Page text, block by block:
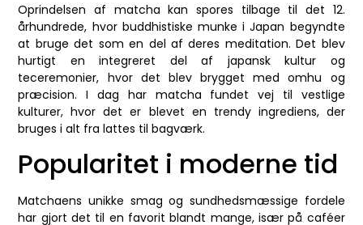
Oprindelsen af matcha kan spores tilbage til det 12.
århundrede, hvor buddhistiske munke i Japan begyndte
at bruge det som en del af deres meditation. Det blev
hurtigt en integreret del af japansk kultur og
teceremonier, hvor det blev brygget med omhu og
præcision. I dag har matcha fundet vej til vestlige
kulturer, hvor det er blevet en trendy ingrediens, der
bruges i alt fra lattes til bagværk.
Popularitet i moderne tid
Matchaens unikke smag og sundhedsmæssige fordele
har gjort det til en favorit blandt mange, især på caféer